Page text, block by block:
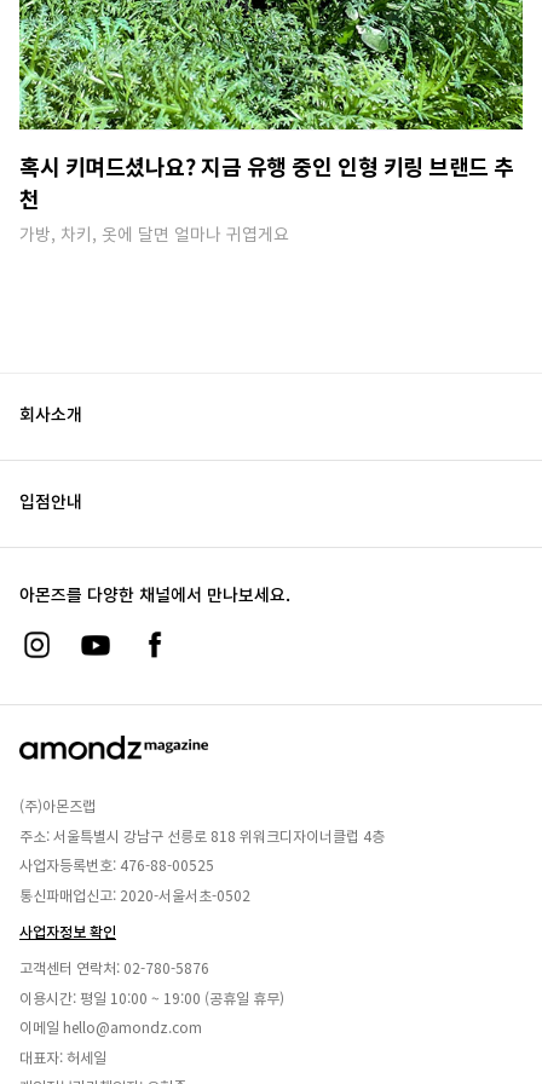
혹시 키며드셨나요? 지금 유행 중인 인형 키링 브랜드 추
천
가방, 차키, 옷에 달면 얼마나 귀엽게요
회사소개
입점안내
아몬즈를 다양한 채널에서 만나보세요.
(주)아몬즈랩
주소: 서울특별시 강남구 선릉로 818 위워크디자이너클럽 4층
사업자등록번호: 476-88-00525
통신파매업신고: 2020-서울서초-0502
사업자정보 확인
고객센터 연락처: 02-780-5876
이용시간: 평일 10:00 ~ 19:00 (공휴일 휴무)
이메일 hello@amondz.com
대표자: 허세일